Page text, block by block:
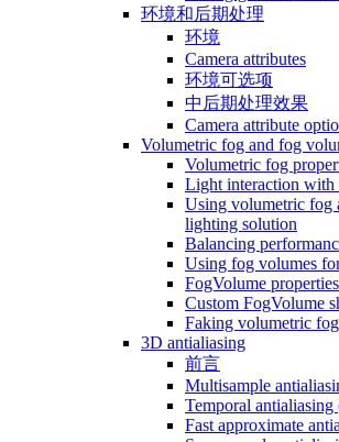
环境和后期处理
环境
Camera attributes
环境可选项
中后期处理效果
Camera attribute
Volumetric fog and fog
Volumetric fog
Light interaction
Using volumetric fog
lighting solution
Balancing
Using fog volumes
FogVolume properties
Custom FogVolume
Faking volumetric
3D antialiasing
前言
Multisample
Temporal
Fast approximate